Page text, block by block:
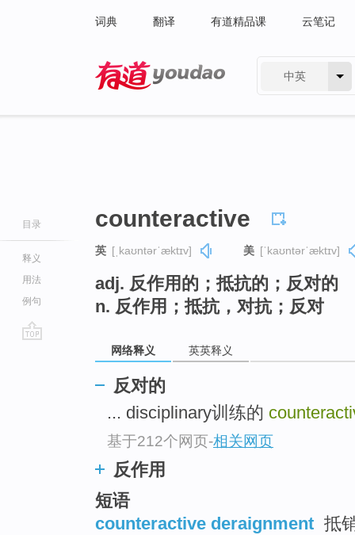
词典 翻译 有道精品课 云笔记
中英
目录
释义
用法
例句
counteractive
英 [ˌkaʊntərˈæktɪv] 美 [ˈkaʊntərˈæktɪv]
adj. 反作用的；抵抗的；反对的
n. 反作用；抵抗，对抗；反对
网络释义 英英释义
反对的
... disciplinary训练的
基于212个网页-相关网页
反作用
短语
counteractive deraignment 抵